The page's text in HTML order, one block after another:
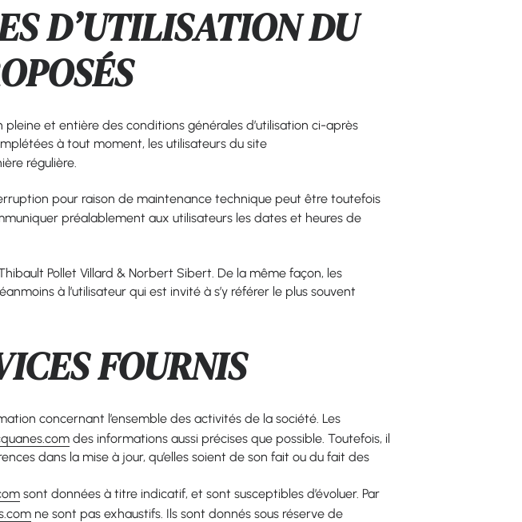
D’UTILISATION DU
pleine et entière des conditions générales d’utilisation ci-après
à tout moment, les utilisateurs du site
régulière.
pour raison de maintenance technique peut être toutefois
préalablement aux utilisateurs les dates et heures de
Pollet Villard & Norbert Sibert. De la même façon, les
à l’utilisateur qui est invité à s’y référer le plus souvent
FOURNIS
concernant l’ensemble des activités de la société. Les
des informations aussi précises que possible. Toutefois, il
dans la mise à jour, qu’elles soient de son fait ou du fait des
sont données à titre indicatif, et sont susceptibles d’évoluer. Par
ne sont pas exhaustifs. Ils sont donnés sous réserve de